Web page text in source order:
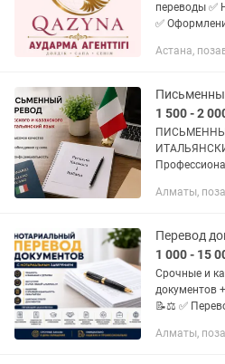
переводы ✅ Нотариальное заверение
✅ Оформление виз в США, Южную
запросу 🌏 Доступные цены. Быстрая
Астана,
1 500 - 2
с казахского
дипломы и
Алматы,
1 000 - 15
Срочные и
документов
📝⚖️ ✅ Перевод официальных
договора,
Алматы,